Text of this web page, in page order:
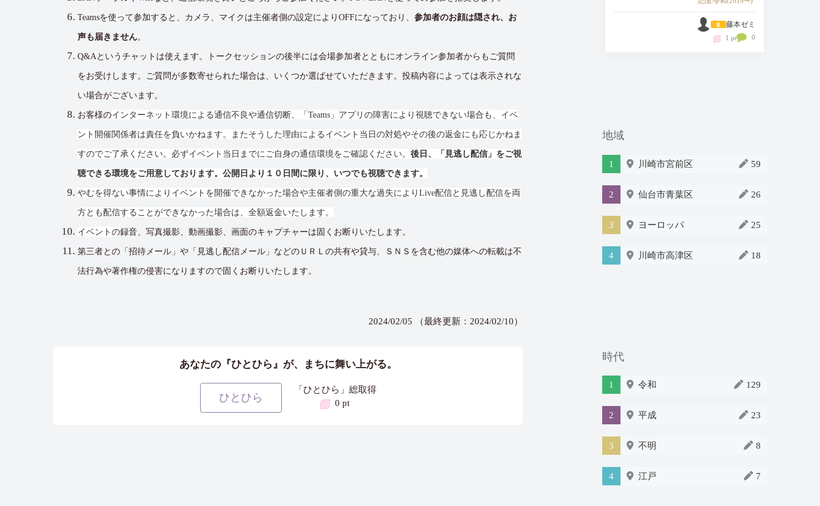
Teamsを使って参加すると、カメラ、マイクは主催者側の設定によりOFFになっており、 参加者のお顔は隠され、お
声も届きません。
Q&Aというチャットは使えます。トークセッションの後半には会場参加者とともにオンライン参加者からもご質問
をお受けします。ご質問が多数寄せられた場合は、いくつか選ばせていただきます。投稿内容によっては表示されな
い場合がございます。
お客様のインターネット環境による通信不良や通信切断、「Teams」アプリの障害により視聴できない場合も、イベ
ント開催関係者は責任を負いかねます。またそうした理由によるイベント当日の対処やその後の返金にも応じかねま
すのでご了承ください。必ずイベント当日までにご自身の通信環境をご確認ください。 後日、「見逃し配信」をご視
聴できる環境をご用意しております。公開日より１０日間に限り、いつでも視聴できます。
やむを得ない事情によりイベントを開催できなかった場合や主催者側の重大な過失によりLive配信と見逃し配信を両
方とも配信することができなかった場合は、全額返金いたします。
イベントの録音、写真撮影、動画撮影、画面のキャプチャーは固くお断りいたします。
第三者との「招待メール」や「見逃し配信メール」などのＵＲＬの共有や貸与、ＳＮＳを含む他の媒体への転載は不
法行為や著作権の侵害になりますので固くお断りいたします。
2024/02/05 （最終更新：2024/02/10）
あなたの『ひとひら』が、まちに舞い上がる。
ひとひら
「ひとひら」総取得
0 pt
藤本ゼミ
1 pt 0
地域
1 川崎市宮前区 59
2 仙台市青葉区 26
3 ヨーロッパ 25
4 川崎市高津区 18
時代
1 令和 129
2 平成 23
3 不明 8
4 江戸 7